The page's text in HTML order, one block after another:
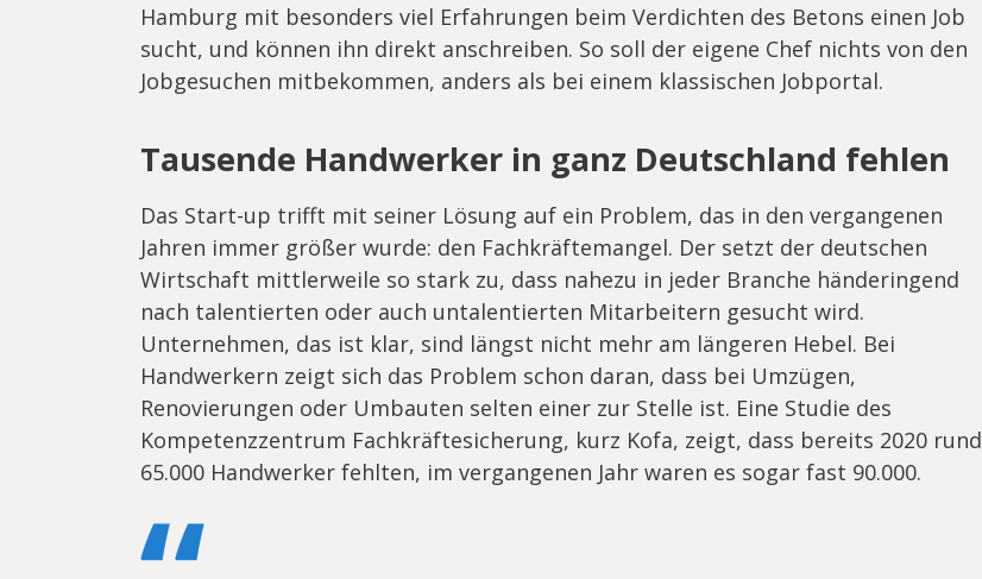
Hamburg mit besonders viel Erfahrungen beim Verdichten des Betons einen Job
sucht, und können ihn direkt anschreiben. So soll der eigene Chef nichts von den
Jobgesuchen mitbekommen, anders als bei einem klassischen Jobportal.
Tausende Handwerker in ganz Deutschland fehlen
Das Start-up trifft mit seiner Lösung auf ein Problem, das in den vergangenen
Jahren immer größer wurde: den Fachkräftemangel. Der setzt der deutschen
Wirtschaft mittlerweile so stark zu, dass nahezu in jeder Branche händeringend
nach talentierten oder auch untalentierten Mitarbeitern gesucht wird.
Unternehmen, das ist klar, sind längst nicht mehr am längeren Hebel. Bei
Handwerkern zeigt sich das Problem schon daran, dass bei Umzügen,
Renovierungen oder Umbauten selten einer zur Stelle ist. Eine Studie des
Kompetenzzentrum Fachkräftesicherung, kurz Kofa, zeigt, dass bereits 2020 rund
65.000 Handwerker fehlten, im vergangenen Jahr waren es sogar fast 90.000.